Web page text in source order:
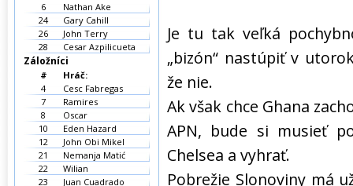
Je tu tak veľká
„bizón“ nastúpiť v
že nie.
Ak však chce Ghana
APN, bude si musieť
Chelsea a vyhrať.
Pobrežie Slonoviny má
6
Nathan Ake
24
Gary Cahill
26
John Terry
28
Cesar Azpilicueta
Záložníci
#
Hráč:
4
Cesc Fabregas
7
Ramires
8
Oscar
10
Eden Hazard
12
John Obi Mikel
21
Nemanja Matić
22
Wilian
23
Juan Cuadrado